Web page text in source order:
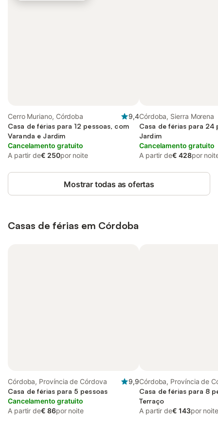
Cerro Muriano, Córdoba
9,4
Casa de férias para 12 pessoas, com
Varanda e Jardim
Cancelamento gratuito
A partir de€ 250por noite
Córdoba, Sierra Morena
Casa de férias para 24
Jardim
Cancelamento gratuito
A partir de€ 428por
Mostrar todas as ofertas
Casas de férias em Córdoba
Córdoba, Província de Córdova
9,9
Casa de férias para 5 pessoas
Cancelamento gratuito
A partir de€ 86por noite
Córdoba, Província de
Casa de férias para 8
Terraço
A partir de€ 143por noite